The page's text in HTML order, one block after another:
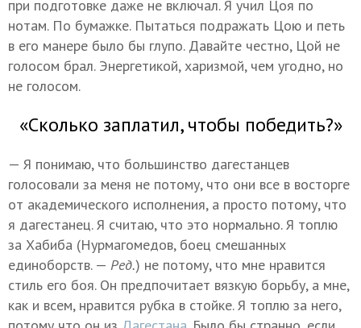
при подготовке даже не включал. Я учил Цоя по
нотам. По бумажке. Пытаться подражать Цою и петь
в его манере было бы глупо. Давайте честно, Цой не
голосом брал. Энергетикой, харизмой, чем угодно, но
не голосом.
«Сколько заплатил, чтобы победить?»
— Я понимаю, что большинство дагестанцев
голосовали за меня не потому, что они все в восторге
от академического исполнения, а просто потому, что
я дагестанец. Я считаю, что это нормально. Я топлю
за Хабиба (Нурмагомедов, боец смешанных
единоборств. — Ред.) не потому, что мне нравится
стиль его боя. Он предпочитает вязкую борьбу, а мне,
как и всем, нравится рубка в стойке. Я топлю за него,